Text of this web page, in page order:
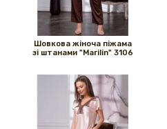
Шовкова жіноча піжама
зі штанами "Marilin" 3106